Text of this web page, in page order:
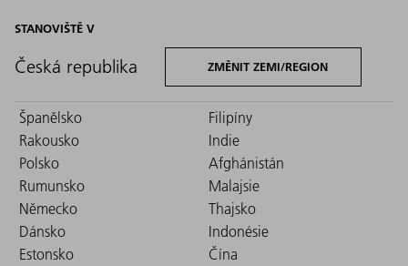
STANOVIŠTĚ V
Česká republika ZMĚNIT ZEMI/REGION
Španělsko
Rakousko
Polsko
Rumunsko
Německo
Dánsko
Estonsko
Filipíny
Indie
Afghánistán
Malajsie
Thajsko
Indonésie
Čína